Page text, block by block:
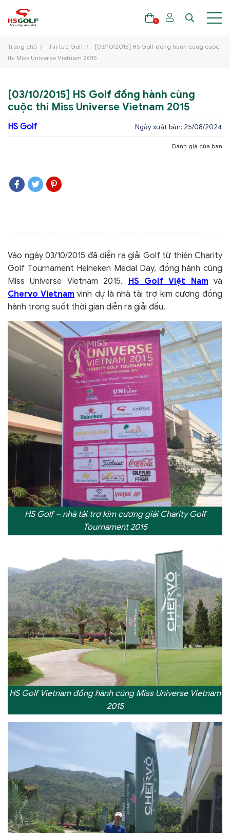
GẬY GOLF
THỜI TRANG GOLF
PHỤ KIỆN GOLF
0
Trang chủ Tin tức Golf
[03/10/2015] HS Golf đồng hành cùng cuộc
thi Miss Universe Vietnam 2015
[03/10/2015] HS Golf đồng hành cùng
cuộc thi Miss Universe Vietnam 2015
HS Golf Ngày xuất bản: 25/08/2024
Đánh giá của bạn
Vào ngày 03/10/2015 đã diễn ra giải Golf từ thiện Charity
Golf Tournament Heineken Medal Day, đồng hành cùng
Miss Universe Vietnam 2015. HS Golf Việt Namvà
Chervo Vietnam vinh dự là nhà tài trợ kim cương đồng
hành trong suốt thời gian diễn ra giải đấu.
HS Golf – nhà tài trợ kim cương giải Charity Golf
Tournament 2015
HS Golf Vietnam đồng hành cùng Miss Universe Vietnam
2015